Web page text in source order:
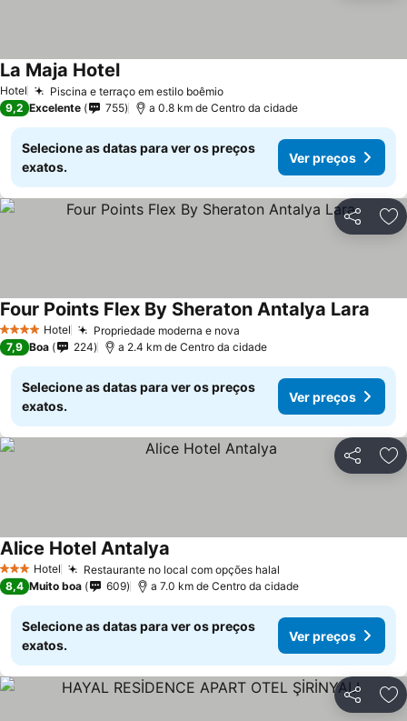
Hotel Piscina e terraço em estilo boêmio
La Maja Hotel
9,2 Excelente 755 a 0.8 km de Centro da cidade
Selecione as datas para ver os preços
exatos.
Ver preços
Partilhar
4 EstrelasHotel Propriedade moderna e nova
Four Points Flex By Sheraton Antalya Lara
7,9 Boa 224 a 2.4 km de Centro da cidade
Selecione as datas para ver os preços
exatos.
Ver preços
Partilhar
3 EstrelasHotel Restaurante no local com opções halal
Alice Hotel Antalya
8,4 Muito boa 609 a 7.0 km de Centro da cidade
Selecione as datas para ver os preços
exatos.
Ver preços
Partilhar